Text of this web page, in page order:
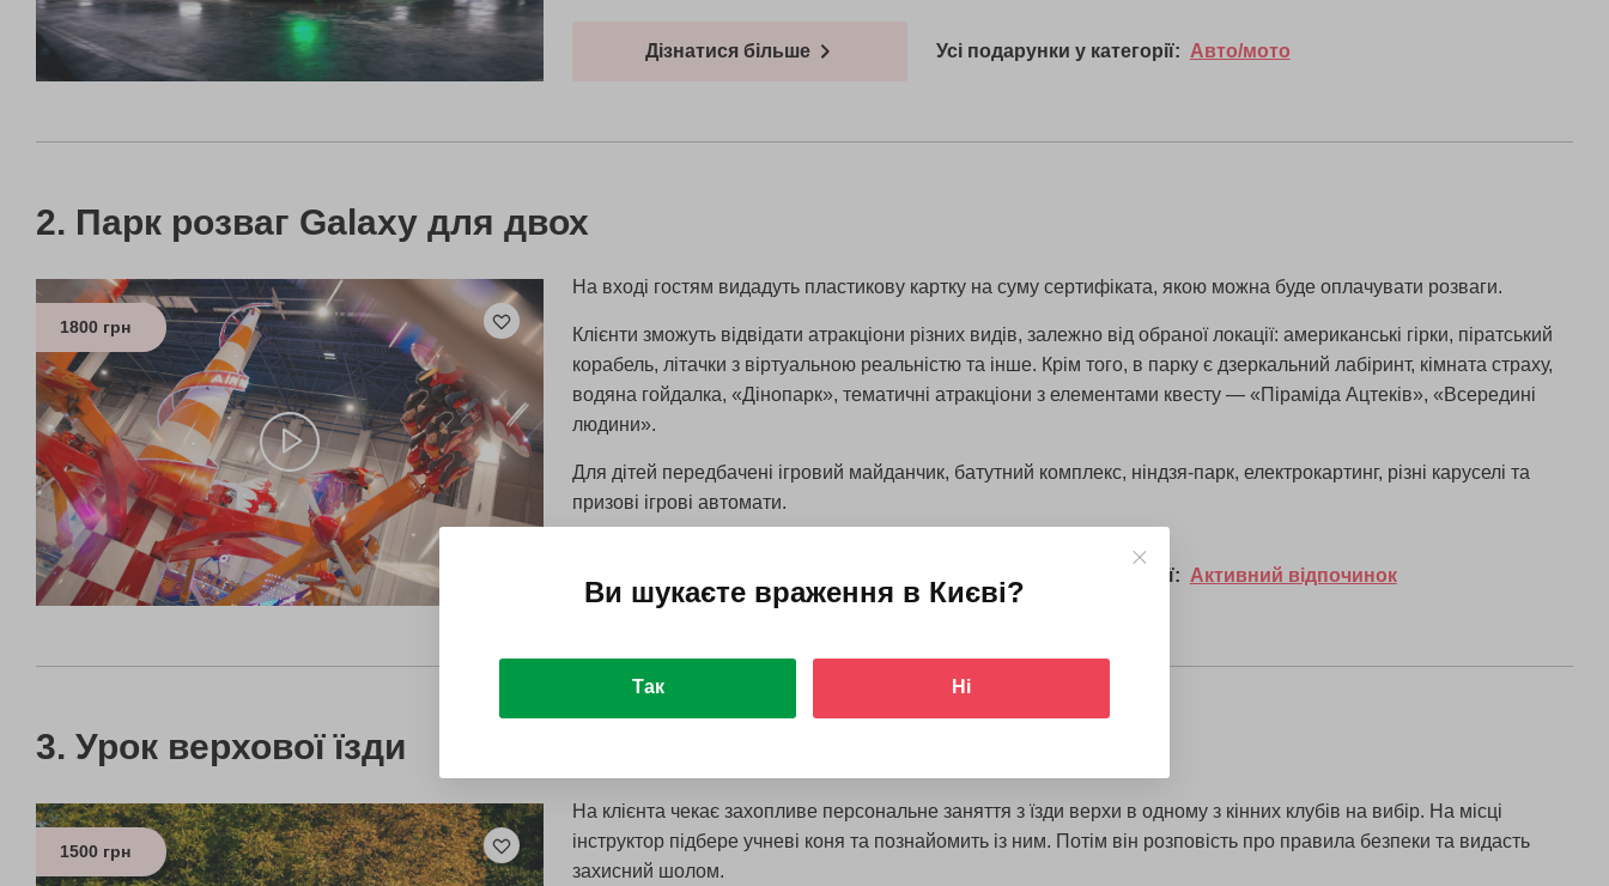
Дізнатися більше Усі подарунки у категорії: Авто/мото
Парк розваг Galaxy для двох
1800 грн
На вході гостям видадуть пластикову картку на суму сертифіката, якою можна буде оплачувати розваги.
Клієнти зможуть відвідати атракціони різних видів, залежно від обраної локації: американські гірки, піратський
корабель, літачки з віртуальною реальністю та інше. Крім того, в парку є дзеркальний лабіринт, кімната страху,
водяна гойдалка, «Дінопарк», тематичні атракціони з елементами квесту — «Піраміда Ацтеків», «Всередині
людини».
Для дітей передбачені ігровий майданчик, батутний комплекс, ніндзя-парк, електрокартинг, різні каруселі та
призові ігрові автомати.
Усі подарунки у категорії: Активний відпочинок
Урок верхової їзди
1500 грн
На клієнта чекає захопливе персональне заняття з їзди верхи в одному з кінних клубів на вибір. На місці
інструктор підбере учневі коня та познайомить із ним. Потім він розповість про правила безпеки та видасть
захисний шолом.
Ви шукаєте враження в Києві?
Так Ні